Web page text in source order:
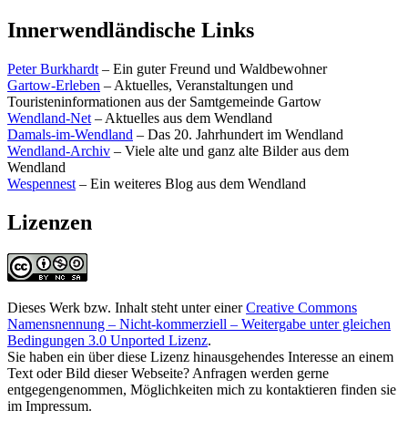
Innerwendländische Links
Peter Burkhardt – Ein guter Freund und Waldbewohner
Gartow-Erleben – Aktuelles, Veranstaltungen und
Touristeninformationen aus der Samtgemeinde Gartow
Wendland-Net – Aktuelles aus dem Wendland
Damals-im-Wendland – Das 20. Jahrhundert im Wendland
Wendland-Archiv – Viele alte und ganz alte Bilder aus dem
Wendland
Wespennest – Ein weiteres Blog aus dem Wendland
Lizenzen
Dieses Werk bzw. Inhalt steht unter einerCreative Commons
Namensnennung – Nicht-kommerziell – Weitergabe unter gleichen
Bedingungen 3.0 Unported Lizenz.
Sie haben ein über diese Lizenz hinausgehendes Interesse an einem
Text oder Bild dieser Webseite? Anfragen werden gerne
entgegengenommen, Möglichkeiten mich zu kontaktieren finden sie
im Impressum.